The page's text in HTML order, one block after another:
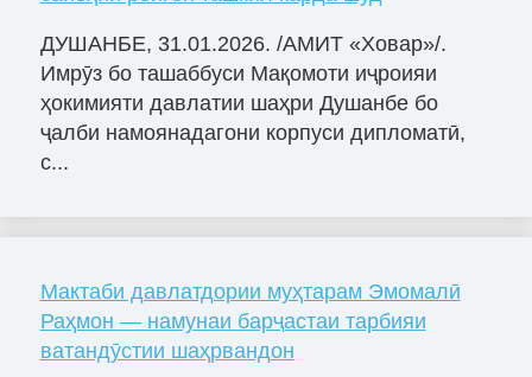
ДУШАНБЕ, 31.01.2026. /АМИТ «Ховар»/.
Имрӯз бо ташаббуси Мақомоти иҷроияи
ҳокимияти давлатии шаҳри Душанбе бо
ҷалби намоянадагони корпуси дипломатӣ,
с...
Мактаби давлатдории муҳтарам Эмомалӣ
Раҳмон — намунаи барҷастаи тарбияи
ватандӯстии шаҳрвандон